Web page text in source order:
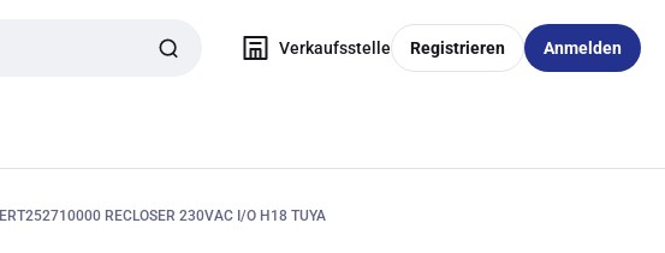
Verkaufsstelle Registrieren Anmelden
ERT252710000 RECLOSER 230VAC I/O H18 TUYA